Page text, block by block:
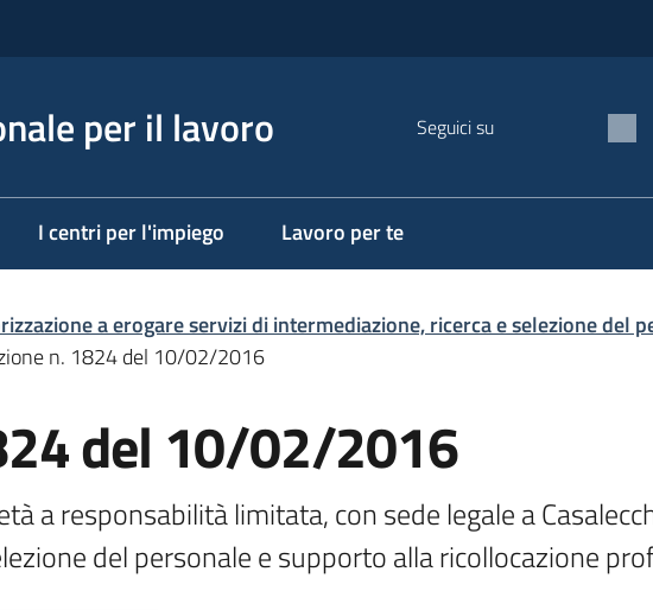
per il lavoro Seguici su
I centri per l'impiego Lavoro per te
a erogare servizi di intermediazione, ricerca e selezione del
n. 1824 del 10/02/2016
del 10/02/2016
a responsabilità limitata, con sede legale a
del personale e supporto alla ricollocazione